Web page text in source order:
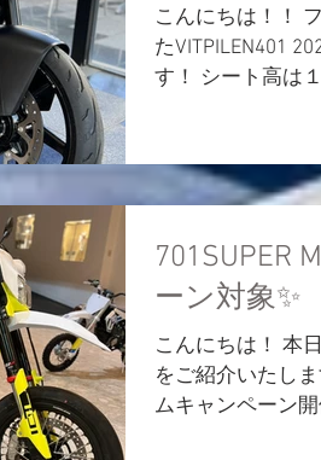
こんにちは！！
たVITPILEN401
す！ シート高は
１３Ｌと従来の
やすく、ツーリ
ております(^▽^)/
701SUPER
ーン対象✨
こんにちは！ 本日
をご紹介いたしま
ムキャンペーン開